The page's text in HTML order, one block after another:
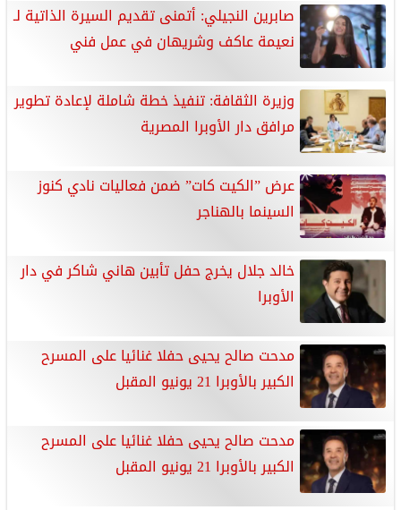
صابرين النجيلي: أتمنى تقديم السيرة الذاتية لـ
نعيمة عاكف وشريهان في عمل فني
وزيرة الثقافة: تنفيذ خطة شاملة لإعادة تطوير
مرافق دار الأوبرا المصرية
عرض ”الكيت كات” ضمن فعاليات نادي كنوز
السينما بالهناجر
خالد جلال يخرج حفل تأبين هاني شاكر في دار
الأوبرا
مدحت صالح يحيى حفلا غنائيا على المسرح
الكبير بالأوبرا 21 يونيو المقبل
مدحت صالح يحيى حفلا غنائيا على المسرح
الكبير بالأوبرا 21 يونيو المقبل